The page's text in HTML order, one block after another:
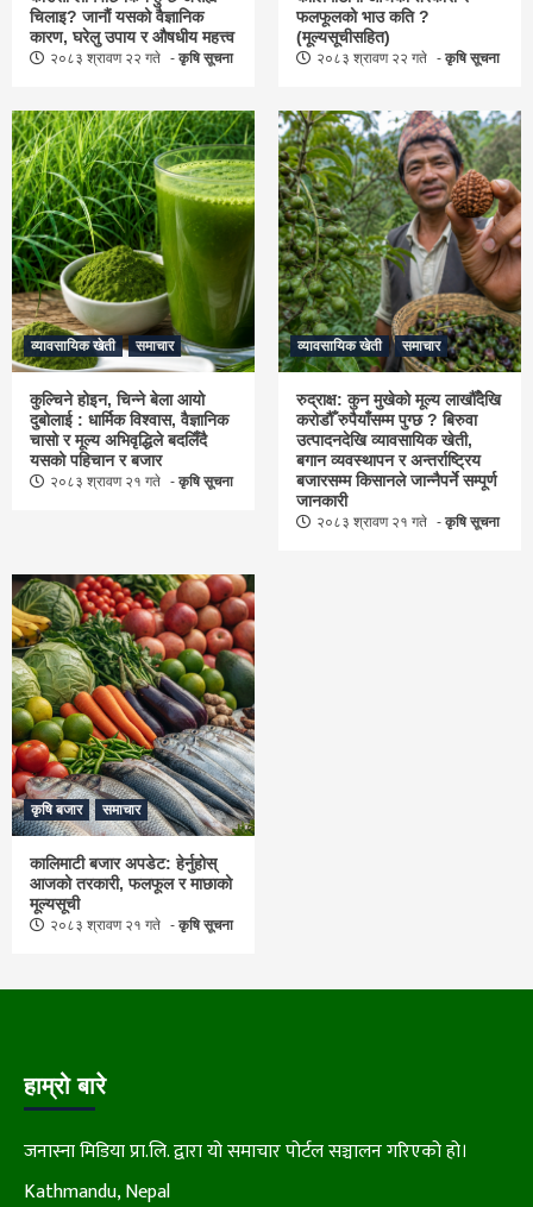
चिलाइ? जानौं यसको वैज्ञानिक
कारण, घरेलु उपाय र औषधीय महत्त्व
२०८३ श्रावण २२ गते कृषि सूचना
फलफूलको भाउ कति ?
(मूल्यसूचीसहित)
२०८३ श्रावण २२ गते कृषि सूचना
व्यावसायिक खेती समाचार
कुल्चिने होइन, चिन्ने बेला आयो
दुबोलाई : धार्मिक विश्वास, वैज्ञानिक
चासो र मूल्य अभिवृद्धिले बदलिँदै
यसको पहिचान र बजार
२०८३ श्रावण २१ गते कृषि सूचना
व्यावसायिक खेती समाचार
रुद्राक्ष: कुन मुखेको मूल्य लाखौँदेखि
करोडौँ रुपैयाँसम्म पुग्छ ? बिरुवा
उत्पादनदेखि व्यावसायिक खेती,
बगान व्यवस्थापन र अन्तर्राष्ट्रिय
बजारसम्म किसानले जान्नैपर्ने सम्पूर्ण
जानकारी
२०८३ श्रावण २१ गते कृषि सूचना
कृषि बजार समाचार
कालिमाटी बजार अपडेट: हेर्नुहोस्
आजको तरकारी, फलफूल र माछाको
मूल्यसूची
२०८३ श्रावण २१ गते कृषि सूचना
हाम्रो बारे
जनास्ना मिडिया प्रा.लि. द्वारा यो समाचार पोर्टल सञ्चालन गरिएको हो।
Kathmandu, Nepal